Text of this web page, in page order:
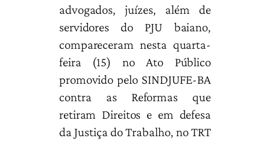
advogados, juízes, além de
servidores do PJU baiano,
compareceram nesta quarta-
feira (15) no Ato Público
promovido pelo SINDJUFE-BA
contra as Reformas que
retiram Direitos e em defesa
da Justiça do Trabalho, no TRT